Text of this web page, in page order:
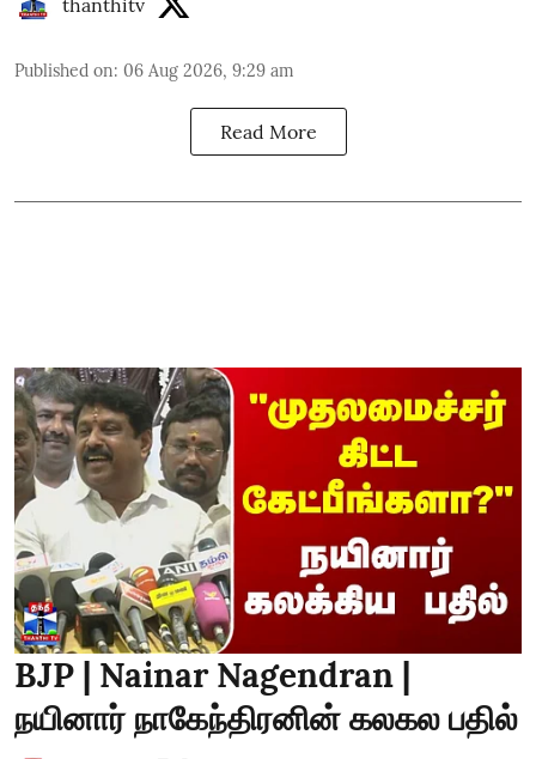
thanthitv
Published on: 06 Aug 2026, 9:29 am
Read More
BJP | Nainar Nagendran |
நயினார் நாகேந்திரனின் கலகல பதில்